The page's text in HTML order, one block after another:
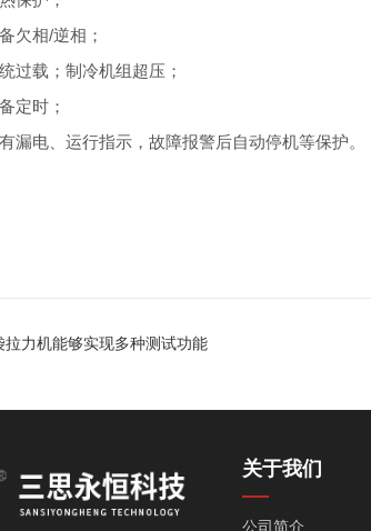
欠相/逆相；
过载；制冷机组超压；
定时；
漏电、运行指示，故障报警后自动停机等保护。
拉力机能够实现多种测试功能
关于我们
公司简介